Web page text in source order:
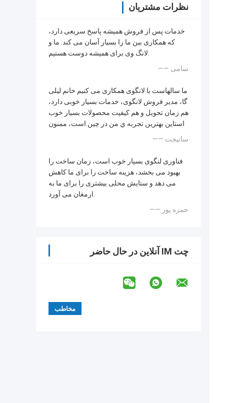
نظرات مشتریان
خدمات پس از فروش همیشه پاسخ سریعی دارد،
که همکاری بین ما را بسیار آسان می کند. ما و
لانگ وی برای همیشه دوست هستیم.
—— سامی
ما سالهاست با لانگوی همکاری می کنیم خانم لیلی
گا، مدیر فروش لانگوی، خدمات بسیار خوبی دارد،
هم زمان تحویل و هم کیفیت محصولات بسیار خوب
استاين بهترين تجربه ي من در چين است، ممنون
—— ساتیجت
فناوری لنگوی بسیار خوب است، زمان ساخت را
بهبود می بخشد، هزینه ساخت را برای ما کاهش
می دهد و ستایش محلی بیشتری را برای ما به
ارمغان می آورد.
—— حمزه پور
چت IM آنلاین در حال حاضر